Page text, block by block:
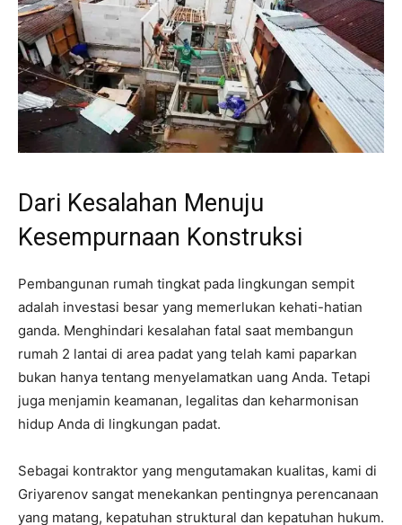
Dari Kesalahan Menuju
Kesempurnaan Konstruksi
Pembangunan rumah tingkat pada lingkungan sempit
adalah investasi besar yang memerlukan kehati-hatian
ganda. Menghindari kesalahan fatal saat membangun
rumah 2 lantai di area padat yang telah kami paparkan
bukan hanya tentang menyelamatkan uang Anda. Tetapi
juga menjamin keamanan, legalitas dan keharmonisan
hidup Anda di lingkungan padat.
Sebagai kontraktor yang mengutamakan kualitas, kami di
Griyarenov sangat menekankan pentingnya perencanaan
yang matang, kepatuhan struktural dan kepatuhan hukum.